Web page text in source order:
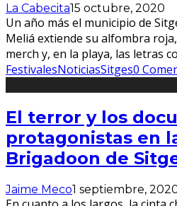
La Cabecita15 octubre, 2020
Un año más el municipio de
Meliá extiende su alfombra
merch y, en la playa, las letras
FestivalesNoticiasSitges0
El terror y los
protagonistas en
Brigadoon de
Jaime Meco1 septiembre,